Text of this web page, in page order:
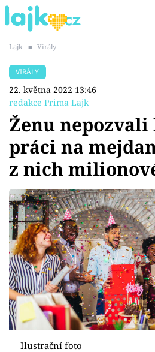
SHOPAHOLICADEL
Témata
Showbyznys
Youtubeři
Virály
Sex a vztahy
Videa
Sledujte prima+
Lajk ■ Virály
VIRÁLY
22. května 2022 13:46
redakce Prima Lajk
Ženu nepozvali
práci na
z nich
Ilustrační foto